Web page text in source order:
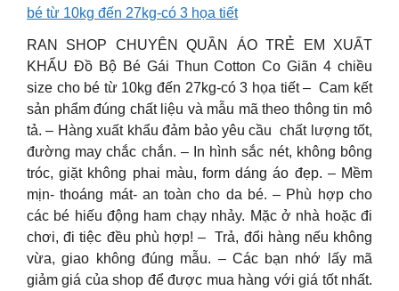
bé từ 10kg đến 27kg-có 3 họa tiết
RAN SHOP CHUYÊN QUẦN ÁO TRẺ EM XUẤT
KHẨU Đồ Bộ Bé Gái Thun Cotton Co Giãn 4 chiều
size cho bé từ 10kg đến 27kg-có 3 họa tiết – Cam kết
sản phẩm đúng chất liệu và mẫu mã theo thông tin mô
tả. – Hàng xuất khẩu đảm bảo yêu cầu chất lượng tốt,
đường may chắc chắn. – In hình sắc nét, không bông
tróc, giặt không phai màu, form dáng áo đẹp. – Mềm
mịn- thoáng mát- an toàn cho da bé. – Phù hợp cho
các bé hiếu động ham chạy nhảy. Mặc ở nhà hoặc đi
chơi, đi tiệc đều phù hợp! – Trả, đổi hàng nếu không
vừa, giao không đúng mẫu. – Các bạn nhớ lấy mã
giảm giá của shop để được mua hàng với giá tốt nhất.